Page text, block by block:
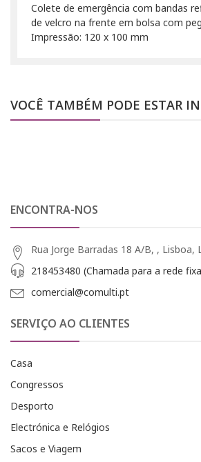
Colete de emergência com bandas
de velcro na frente em bolsa com
Impressão: 120 x 100 mm
VOCÊ TAMBÉM PODE ESTAR
ENCONTRA-NOS
Rua Jorge Barradas 18 A/B, , Lisboa,
218453480 (Chamada para a rede
comercial@comulti.pt
SERVIÇO AO CLIENTES
Casa
Congressos
Desporto
Electrónica e Relógios
Sacos e Viagem